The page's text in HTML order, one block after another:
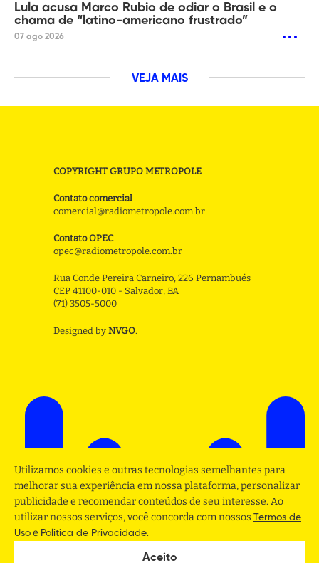
Lula acusa Marco Rubio de odiar o Brasil e o
chama de “latino-americano frustrado”
07 ago 2026
VEJA MAIS
COPYRIGHT GRUPO METROPOLE
Contato comercial
comercial@radiometropole.com.br
Contato OPEC
opec@radiometropole.com.br
Rua Conde Pereira Carneiro, 226 Pernambués
CEP 41100-010 - Salvador, BA
(71) 3505-5000
Designed by NVGO.
Utilizamos cookies e outras tecnologias semelhantes para
melhorar sua experiência em nossa plataforma, personalizar
publicidade e recomendar conteúdos de seu interesse. Ao
utilizar nossos serviços, você concorda com nossos Termos de
Uso e Politica de Privacidade.
Aceito